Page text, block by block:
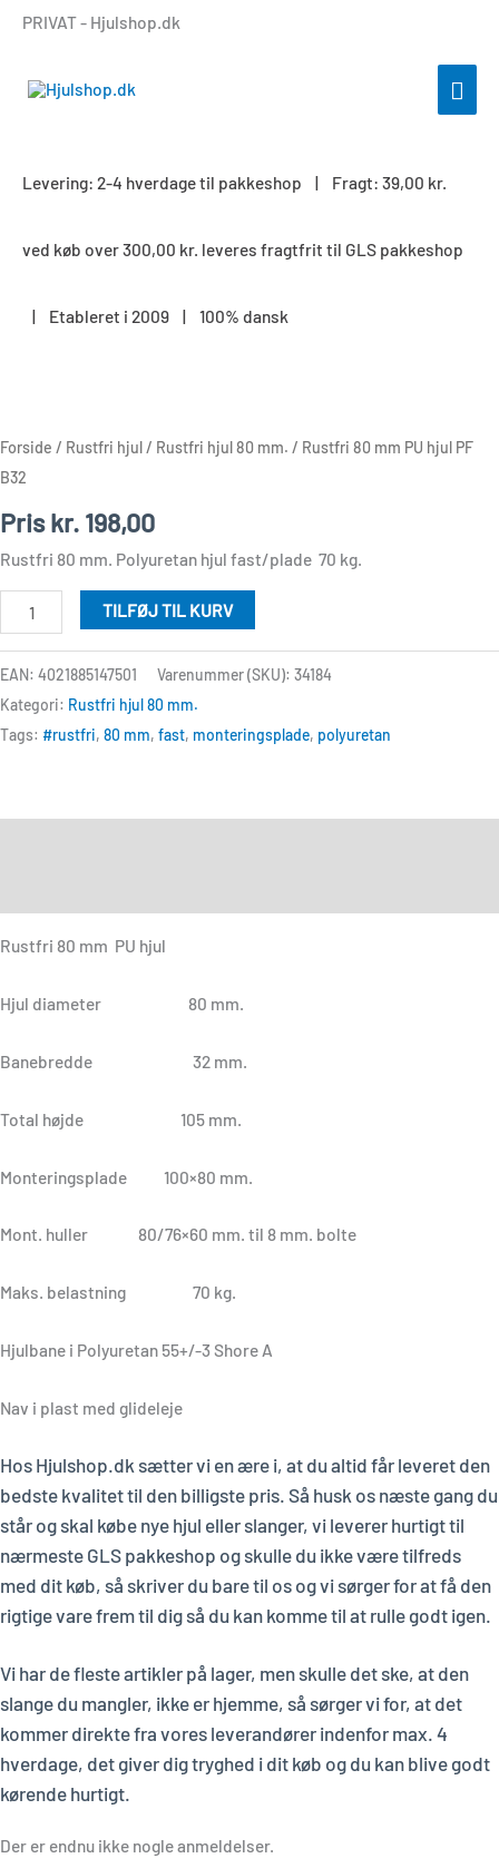
PRIVAT - Hjulshop.dk
Levering: 2-4 hverdage til pakkeshop | Fragt: 39,00 kr.
ved køb over 300,00 kr. leveres fragtfrit til GLS pakkeshop
| Etableret i 2009 | 100% dansk
Forside / Rustfri hjul/ Rustfri hjul 80 mm. / Rustfri 80 mm PU hjul PF
B32
Priskr. 198,00
Rustfri 80 mm. Polyuretan hjul fast/plade 70 kg.
mm
PU
PF
B32
antal
TILFØJ TIL KURV
EAN: 4021885147501 Varenummer (SKU): 34184
Kategori: Rustfri hjul 80 mm.
Tags: #rustfri, 80 mm, fast, monteringsplade, polyuretan
Rustfri 80 mm PU hjul
Hjul diameter 80 mm.
Banebredde 32 mm.
Total højde 105 mm.
Monteringsplade 100×80 mm.
Mont. huller 80/76×60 mm. til 8 mm. bolte
Maks. belastning 70 kg.
Hjulbane i Polyuretan 55+/-3 Shore A
Nav i plast med glideleje
Hos Hjulshop.dk sætter vi en ære i, at du altid får leveret den
bedste kvalitet til den billigste pris. Så husk os næste gang du
står og skal købe nye hjul eller slanger, vi leverer hurtigt til
nærmeste GLS pakkeshop og skulle du ikke være tilfreds
med dit køb, så skriver du bare til os og vi sørger for at få den
rigtige vare frem til dig så du kan komme til at rulle godt igen.
Vi har de fleste artikler på lager, men skulle det ske, at den
slange du mangler, ikke er hjemme, så sørger vi for, at det
kommer direkte fra vores leverandører indenfor max. 4
hverdage, det giver dig tryghed i dit køb og du kan blive godt
kørende hurtigt.
Der er endnu ikke nogle anmeldelser.